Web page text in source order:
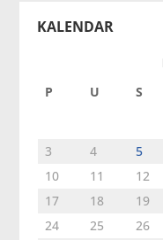
KALENDAR
P U S
3
4 5
10
11 12
17
18 19
24
25 26